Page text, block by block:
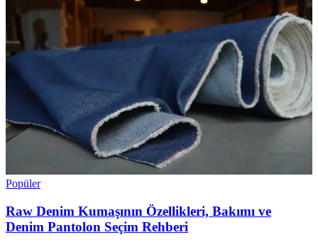
Popüler
Raw Denim Kumaşının Özellikleri, Bakımı ve
Denim Pantolon Seçim Rehberi